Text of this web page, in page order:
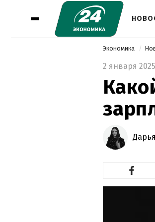
Экономика
2 января